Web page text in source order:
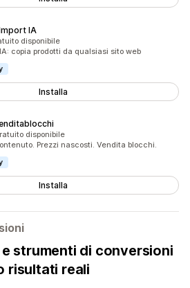
IA
disponibile
copia prodotti da qualsiasi sito web
Installa
disponibile
Prezzi nascosti. Vendita blocchi.
Installa
e strumenti di conversioni
risultati reali